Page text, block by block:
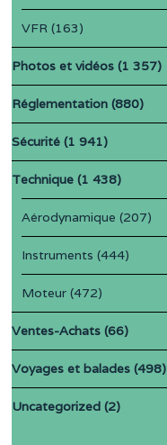
VFR (163)
Photos et vidéos (1 357)
Réglementation (880)
Sécurité (1 941)
Technique (1 438)
Aérodynamique (207)
Instruments (444)
Moteur (472)
Ventes-Achats (66)
Voyages et balades (498)
Uncategorized (2)